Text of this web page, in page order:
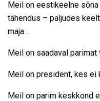
Meil on eestikeelne sõna
tähendus – paljudes
maja…
Meil on saadaval
Meil on president, kes ei
Meil on parim keskkond